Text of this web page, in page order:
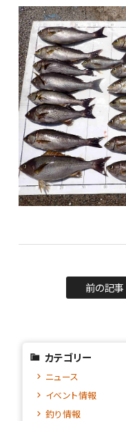
前の記事
カテゴリー
ニュース
イベント情報
釣り情報